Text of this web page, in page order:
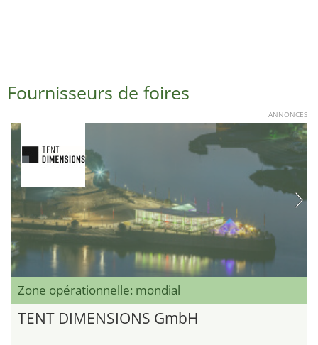
Fournisseurs de foires
ANNONCES
Zone opérationnelle: mondial
TENT DIMENSIONS GmbH